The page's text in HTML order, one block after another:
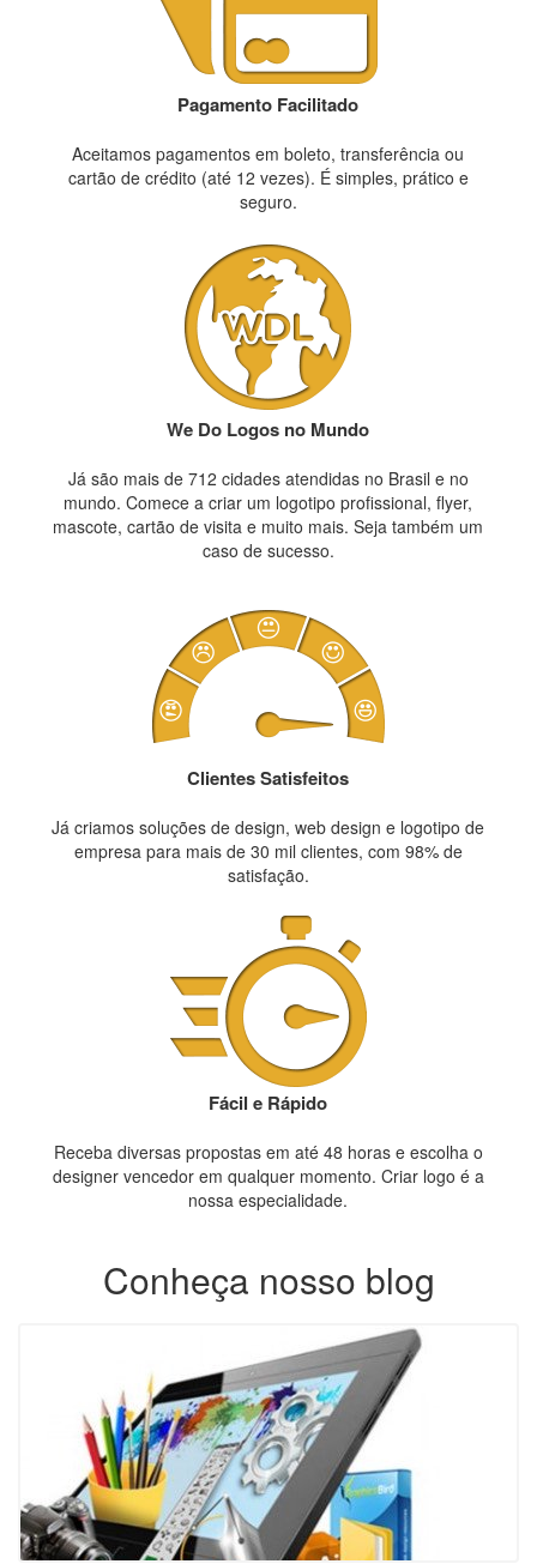
Pagamento Facilitado
Aceitamos pagamentos em boleto, transferência ou
cartão de crédito (até 12 vezes). É simples, prático e
seguro.
We Do Logos no Mundo
Já são mais de 712 cidades atendidas no Brasil e no
mundo. Comece a criar um logotipo profissional, flyer,
mascote, cartão de visita e muito mais. Seja também um
caso de sucesso.
Clientes Satisfeitos
Já criamos soluções de design, web design e logotipo de
empresa para mais de 30 mil clientes, com 98% de
satisfação.
Fácil e Rápido
Receba diversas propostas em até 48 horas e escolha o
designer vencedor em qualquer momento. Criar logo é a
nossa especialidade.
Conheça nosso blog